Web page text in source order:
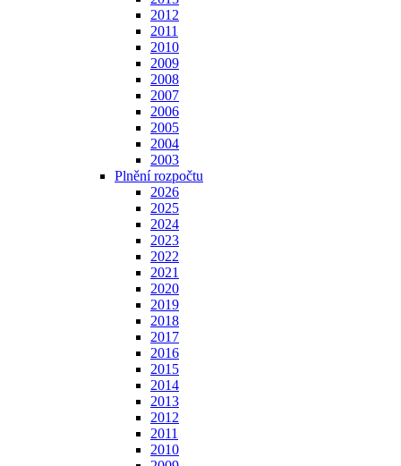
2012
2011
2010
2009
2008
2007
2006
2005
2004
2003
Plnění rozpočtu
2026
2025
2024
2023
2022
2021
2020
2019
2018
2017
2016
2015
2014
2013
2012
2011
2010